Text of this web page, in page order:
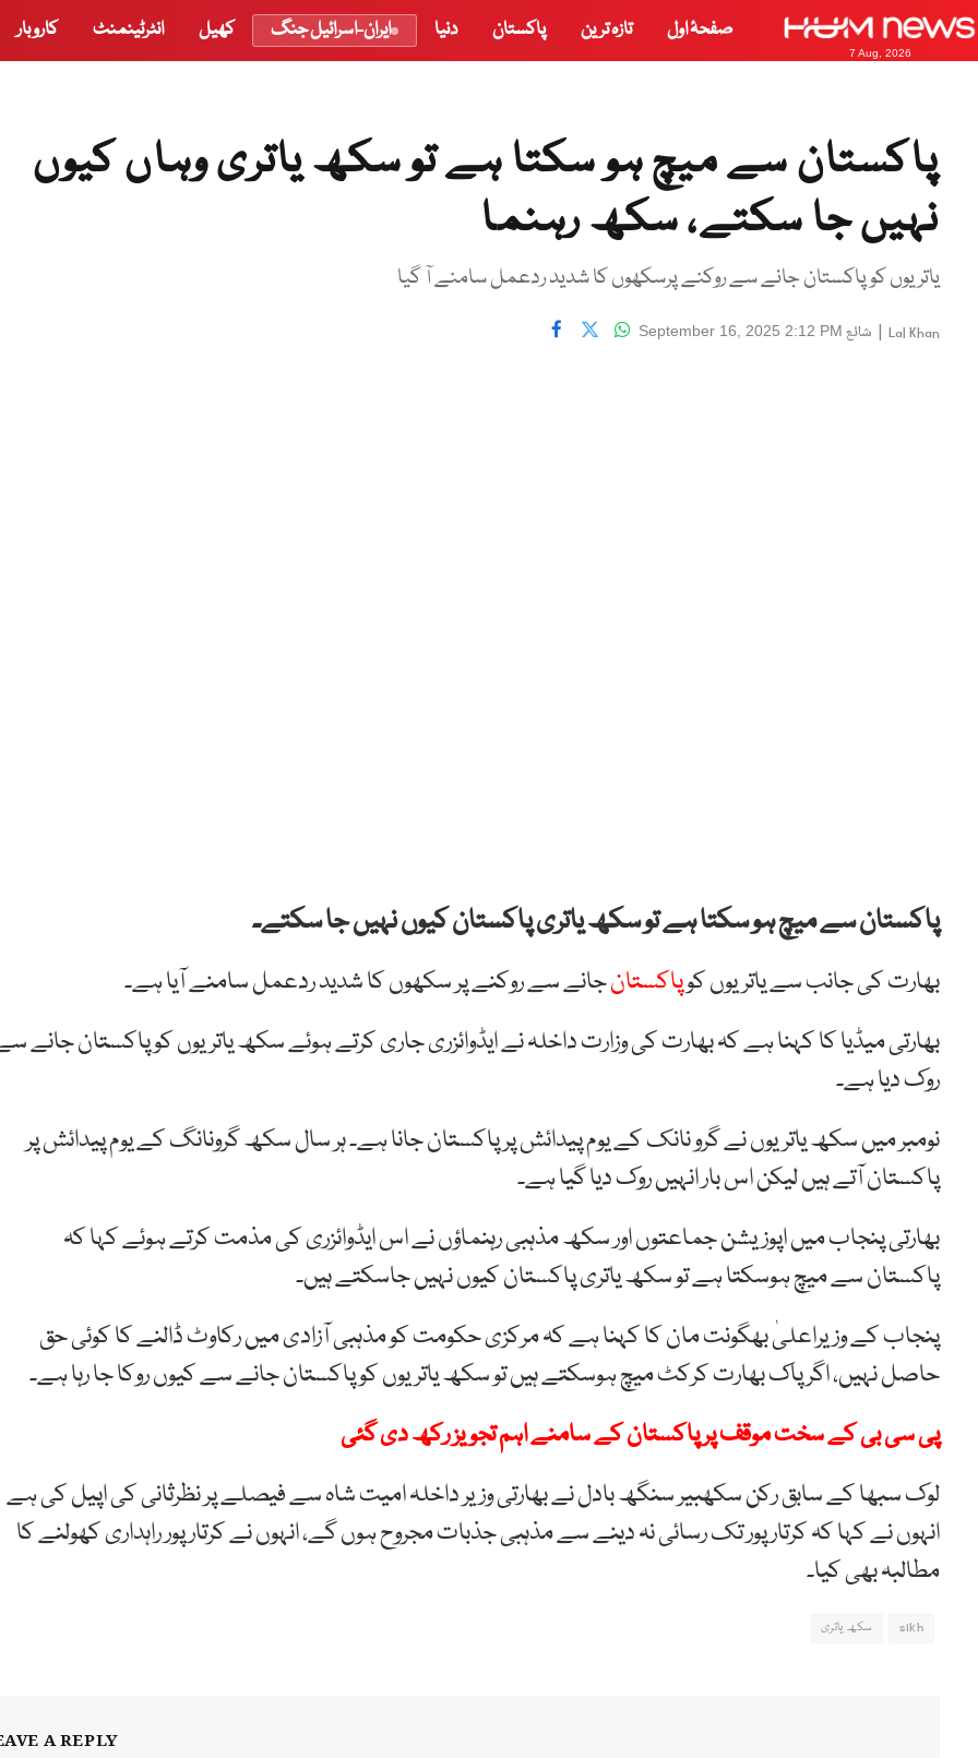
7 Aug, 2026
صفحۂ اول تازہ ترین پاکستان دنیا ایران-اسرائیل جنگ کھیل انٹرٹینمنٹ کاروبار
پاکستان سے میچ ہو سکتا ہے تو سکھ یاتری وہاں کیوں
نہیں جا سکتے، سکھ رہنما
یاتریوں کو پاکستان جانے سے روکنے پرسکھوں کا شدید ردعمل سامنے آ گیا
Lal Khan
| شائع September 16, 2025 2:12 PM
پاکستان سے میچ ہو سکتا ہے تو سکھ یاتری پاکستان کیوں نہیں جا سکتے۔
بھارت کی جانب سے یاتریوں کوپاکستانجانے سے روکنے پر سکھوں کا شدید ردعمل سامنے آیا ہے۔
بھارتی میڈیا کا کہنا ہے کہ بھارت کی وزارت داخلہ نے ایڈوائزری جاری کرتے ہوئے سکھ یاتریوں کو پاکستان جانے
روک دیا ہے۔
نومبر میں سکھ یاتریوں نے گرو نانک کے یوم پیدائش پر پاکستان جانا ہے۔ ہر سال سکھ گرونانگ کے یوم پیدائش پر
پاکستان آتے ہیں لیکن اس بار انہیں روک دیا گیا ہے۔
بھارتی پنجاب میں اپوزیشن جماعتوں اور سکھ مذہبی رہنماؤں نے اس ایڈوائزری کی مذمت کرتے ہوئے کہا کہ
پاکستان سے میچ ہوسکتا ہے تو سکھ یاتری پاکستان کیوں نہیں جاسکتے ہیں۔
پنجاب کے وزیراعلیٰ بھگونت مان کا کہنا ہے کہ مرکزی حکومت کو مذہبی آزادی میں رکاوٹ ڈالنے کا کوئی حق
حاصل نہیں، اگر پاک بھارت کرکٹ میچ ہوسکتے ہیں تو سکھ یاتریوں کو پاکستان جانے سے کیوں روکا جا رہا ہے۔
پی سی بی کے سخت موقف پر پاکستان کے سامنے اہم تجویز رکھ دی گئی
لوک سبھا کے سابق رکن سکھبیر سنگھ بادل نے بھارتی وزیر داخلہ امیت شاہ سے فیصلے پر نظرثانی کی اپیل کی ہے
انہوں نے کہا کہ کرتارپور تک رسائی نہ دینے سے مذہبی جذبات مجروح ہوں گے، انہوں نے کرتار پور راہداری کھولنے کا
مطالبہ بھی کیا۔
sikh سکھ یاتری
A REPLY